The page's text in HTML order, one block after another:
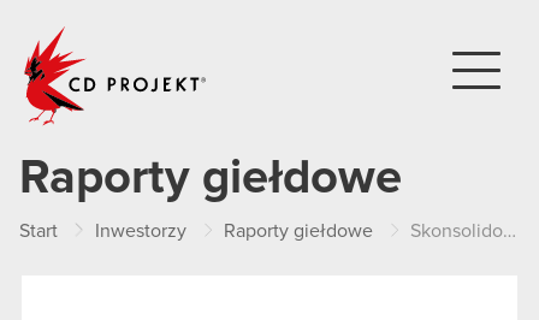
Raporty giełdowe
Start Inwestorzy Raporty giełdowe Skonsolidowany raport roczny – 2014